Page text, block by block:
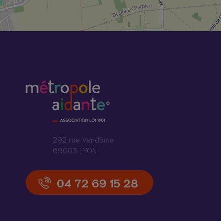
292 rue Vendôme
69003 LYON
04 72 69 15 28